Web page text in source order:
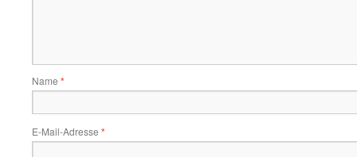
Name *
E-Mail-Adresse *